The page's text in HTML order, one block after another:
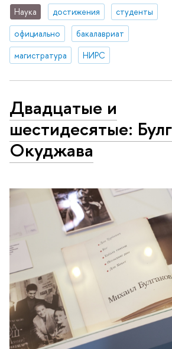
Наука достижения
студенты
официально
бакалавриат
магистратура
НИРС
Двадцатые и
шестидесятые:
Окуджава